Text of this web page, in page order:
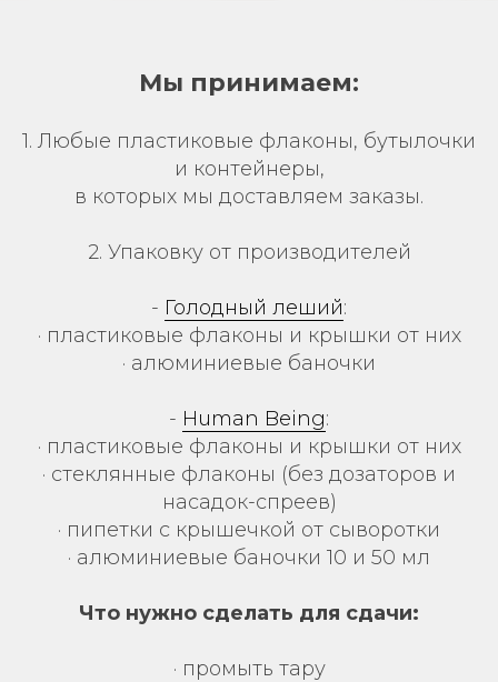
Мы принимаем:
1. Любые пластиковые флаконы, бутылочки
и контейнеры,
в которых мы доставляем заказы.
2. Упаковку от производителей
- Голодный леший:
· пластиковые флаконы и крышки от них
· алюминиевые баночки
- Human Being:
· пластиковые флаконы и крышки от них
· стеклянные флаконы (без дозаторов и
насадок-спреев)
· пипетки с крышечкой от сыворотки
· алюминиевые баночки 10 и 50 мл
Что нужно сделать для сдачи:
· промыть тару